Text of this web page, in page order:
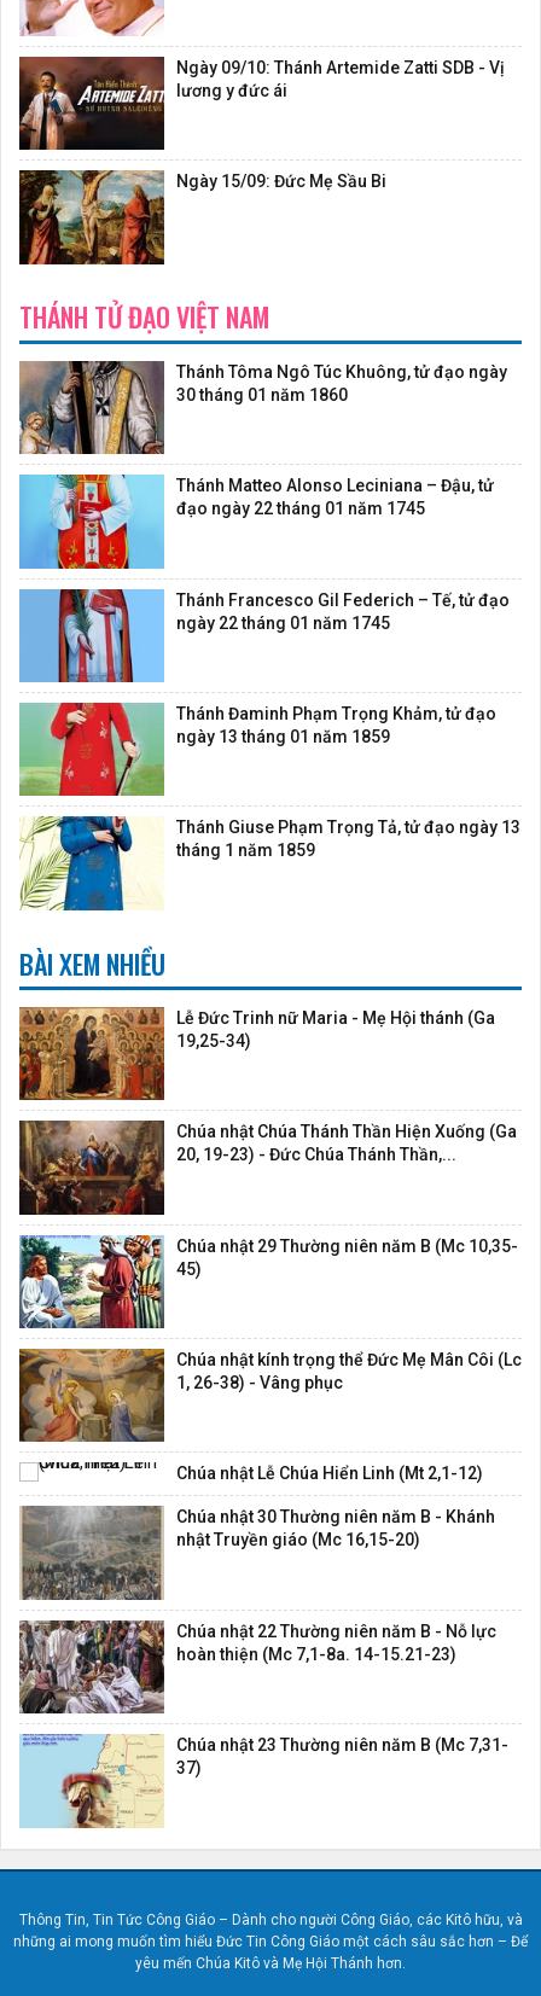
Ngày 09/10: Thánh Artemide Zatti SDB - Vị
lương y đức ái
Ngày 15/09: Đức Mẹ Sầu Bi
THÁNH TỬ ĐẠO VIỆT NAM
Thánh Tôma Ngô Túc Khuông, tử đạo ngày
30 tháng 01 năm 1860
Thánh Matteo Alonso Leciniana – Đậu, tử
đạo ngày 22 tháng 01 năm 1745
Thánh Francesco Gil Federich – Tế, tử đạo
ngày 22 tháng 01 năm 1745
Thánh Đaminh Phạm Trọng Khảm, tử đạo
ngày 13 tháng 01 năm 1859
Thánh Giuse Phạm Trọng Tả, tử đạo ngày 13
tháng 1 năm 1859
BÀI XEM NHIỀU
Lễ Đức Trinh nữ Maria - Mẹ Hội thánh (Ga
19,25-34)
Chúa nhật Chúa Thánh Thần Hiện Xuống (Ga
20, 19-23) - Đức Chúa Thánh Thần,...
Chúa nhật 29 Thường niên năm B (Mc 10,35-
45)
Chúa nhật kính trọng thể Đức Mẹ Mân Côi (Lc
1, 26-38) - Vâng phục
Chúa nhật Lễ Chúa Hiển Linh (Mt 2,1-12)
Chúa nhật 30 Thường niên năm B - Khánh
nhật Truyền giáo (Mc 16,15-20)
Chúa nhật 22 Thường niên năm B - Nỗ lực
hoàn thiện (Mc 7,1-8a. 14-15.21-23)
Chúa nhật 23 Thường niên năm B (Mc 7,31-
37)
Thông Tin, Tin Tức Công Giáo – Dành cho người Công Giáo, các Kitô hữu, và
những ai mong muốn tìm hiểu Đức Tin Công Giáo một cách sâu sắc hơn – Để
yêu mến Chúa Kitô và Mẹ Hội Thánh hơn.